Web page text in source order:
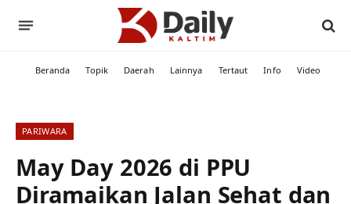
Beranda Topik Daerah Lainnya Tertaut Info Video
PARIWARA
May Day 2026 di PPU
Diramaikan Jalan Sehat dan